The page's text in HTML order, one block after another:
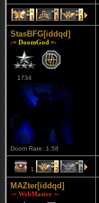
1 1 1
StasBFG[iddqd]
-= DoomGod =-
1734
Doom Rate: 1.58
1 2 1
MAZter[iddqd]
-= WebMaster =-